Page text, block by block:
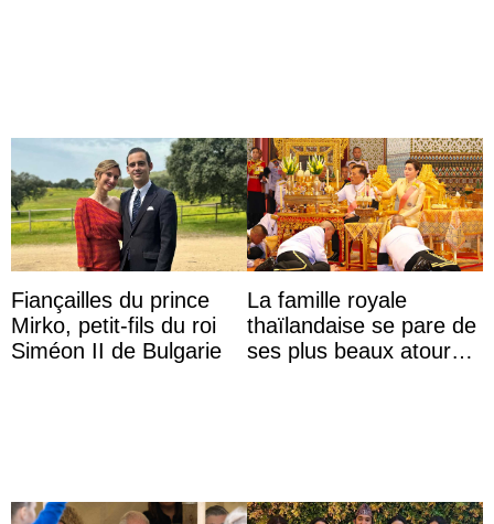
Fiançailles du prince
Mirko, petit-fils du roi
Siméon II de Bulgarie
La famille royale
thaïlandaise se pare de
ses plus beaux atours